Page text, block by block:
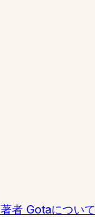
著者 Gotaについて